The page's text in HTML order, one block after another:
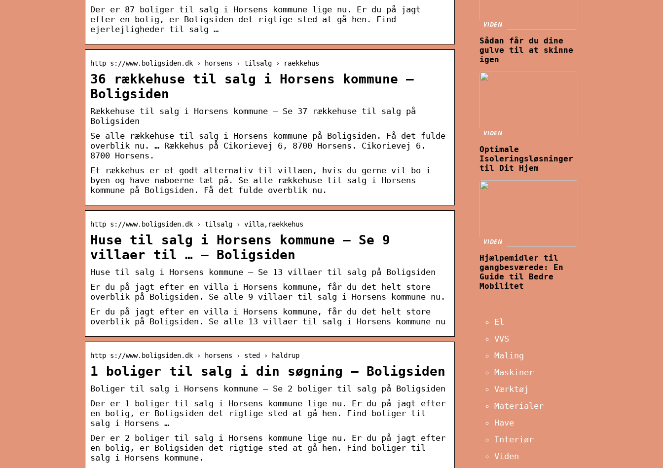
Der er 87 boliger til salg i Horsens kommune lige nu. Er du på jagt
efter en bolig, er Boligsiden det rigtige sted at gå hen. Find
ejerlejligheder til salg …
http s://www.boligsiden.dk › horsens › tilsalg › raekkehus
36 rækkehuse til salg i Horsens kommune –
Boligsiden
Rækkehuse til salg i Horsens kommune – Se 37 rækkehuse til salg på
Boligsiden
Se alle rækkehuse til salg i Horsens kommune på Boligsiden. Få det fulde
overblik nu. … Rækkehus på Cikorievej 6, 8700 Horsens. Cikorievej 6.
8700 Horsens.
Et rækkehus er et godt alternativ til villaen, hvis du gerne vil bo i
byen og have naboerne tæt på. Se alle rækkehuse til salg i Horsens
kommune på Boligsiden. Få det fulde overblik nu.
http s://www.boligsiden.dk › tilsalg › villa,raekkehus
Huse til salg i Horsens kommune – Se 9
villaer til … – Boligsiden
Huse til salg i Horsens kommune – Se 13 villaer til salg på Boligsiden
Er du på jagt efter en villa i Horsens kommune, får du det helt store
overblik på Boligsiden. Se alle 9 villaer til salg i Horsens kommune nu.
Er du på jagt efter en villa i Horsens kommune, får du det helt store
overblik på Boligsiden. Se alle 13 villaer til salg i Horsens kommune nu
http s://www.boligsiden.dk › horsens › sted › haldrup
1 boliger til salg i din søgning – Boligsiden
Boliger til salg i Horsens kommune – Se 2 boliger til salg på Boligsiden
Der er 1 boliger til salg i Horsens kommune lige nu. Er du på jagt efter
en bolig, er Boligsiden det rigtige sted at gå hen. Find boliger til
salg i Horsens …
Der er 2 boliger til salg i Horsens kommune lige nu. Er du på jagt efter
en bolig, er Boligsiden det rigtige sted at gå hen. Find boliger til
salg i Horsens kommune.
VIDEN
Sådan får du dine
gulve til at skinne
igen
VIDEN
Optimale
Isoleringsløsninger
til Dit Hjem
VIDEN
Hjælpemidler til
gangbesværede: En
Guide til Bedre
Mobilitet
El
VVS
Maling
Maskiner
Værktøj
Materialer
Have
Interiør
Viden